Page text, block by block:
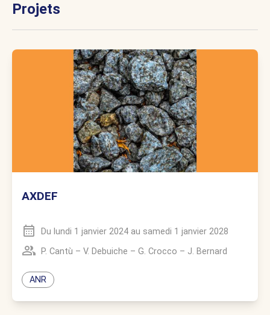
Projets
AXDEF
Du lundi 1 janvier 2024 au samedi 1 janvier 2028
P. Cantù – V. Debuiche – G. Crocco – J. Bernard
ANR